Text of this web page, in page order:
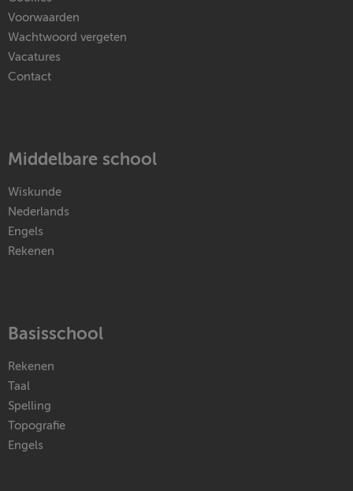
Voorwaarden
Wachtwoord vergeten
Vacatures
Contact
Middelbare school
Wiskunde
Nederlands
Engels
Rekenen
Basisschool
Rekenen
Taal
Spelling
Topografie
Engels